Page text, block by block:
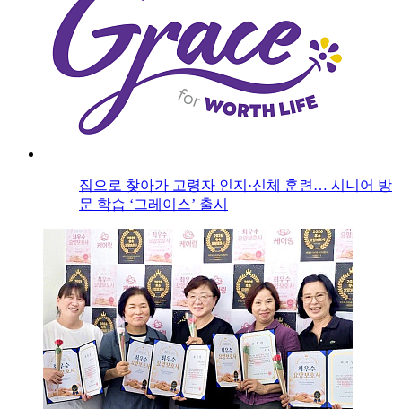
집으로 찾아가 고령자 인지·신체 훈련… 시니어 방
문 학습 ‘그레이스’ 출시